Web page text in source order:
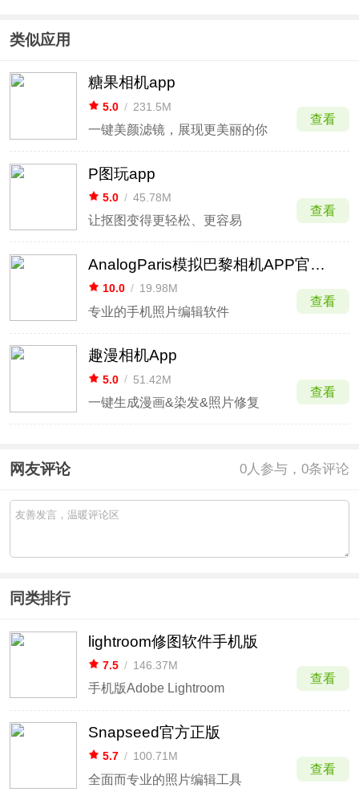
件
类似应用
糖果相机app
5.0 / 231.5M
一键美颜滤镜，展现更美丽的你
查看
P图玩app
5.0 / 45.78M
让抠图变得更轻松、更容易
查看
AnalogParis模拟巴黎相机APP官方版
10.0 / 19.98M
专业的手机照片编辑软件
查看
趣漫相机App
5.0 / 51.42M
一键生成漫画&染发&照片修复
查看
网友评论 0人参与，0条评论
同类排行
lightroom修图软件手机版
7.5 / 146.37M
手机版Adobe Lightroom
查看
Snapseed官方正版
5.7 / 100.71M
全面而专业的照片编辑工具
查看